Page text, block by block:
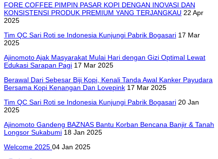
FORE COFFEE PIMPIN PASAR KOPI DENGAN INOVASI DAN
KONSISTENSI PRODUK PREMIUM YANG TERJANGKAU 22 Apr
2025
Tim QC Sari Roti se Indonesia Kunjungi Pabrik Bogasari 17 Mar
2025
Ajinomoto Ajak Masyarakat Mulai Hari dengan Gizi Optimal Lewat
Edukasi Sarapan Pagi 17 Mar 2025
Berawal Dari Sebesar Biji Kopi, Kenali Tanda Awal Kanker Payudara
Bersama Kopi Kenangan Dan Lovepink 17 Mar 2025
Tim QC Sari Roti se Indonesia Kunjungi Pabrik Bogasari 20 Jan
2025
Ajinomoto Gandeng BAZNAS Bantu Korban Bencana Banjir & Tanah
Longsor Sukabumi 18 Jan 2025
Welcome 2025 04 Jan 2025